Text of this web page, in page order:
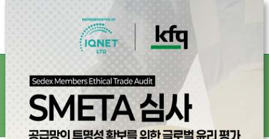
인증 고객 전용
SITE 바로가기